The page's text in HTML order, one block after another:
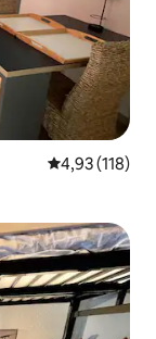
4,93 av 5 i
4,93 (118)